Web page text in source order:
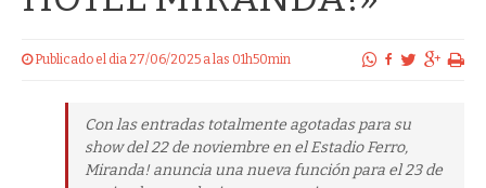
show del 22 de noviembre en el Estadio Ferro,
Miranda! anuncia una nueva función para el 23 de
noviembre en el mismo escenario